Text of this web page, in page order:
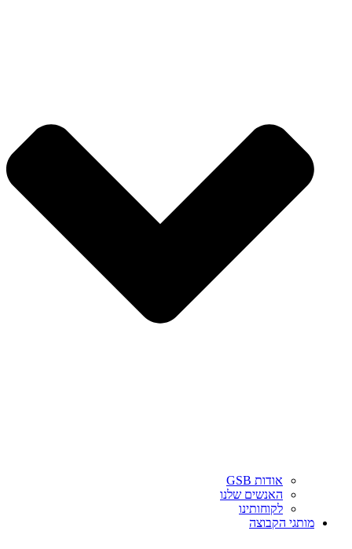
אודות GSB
האנשים שלנו
לקוחותינו
מותגי הקבוצה